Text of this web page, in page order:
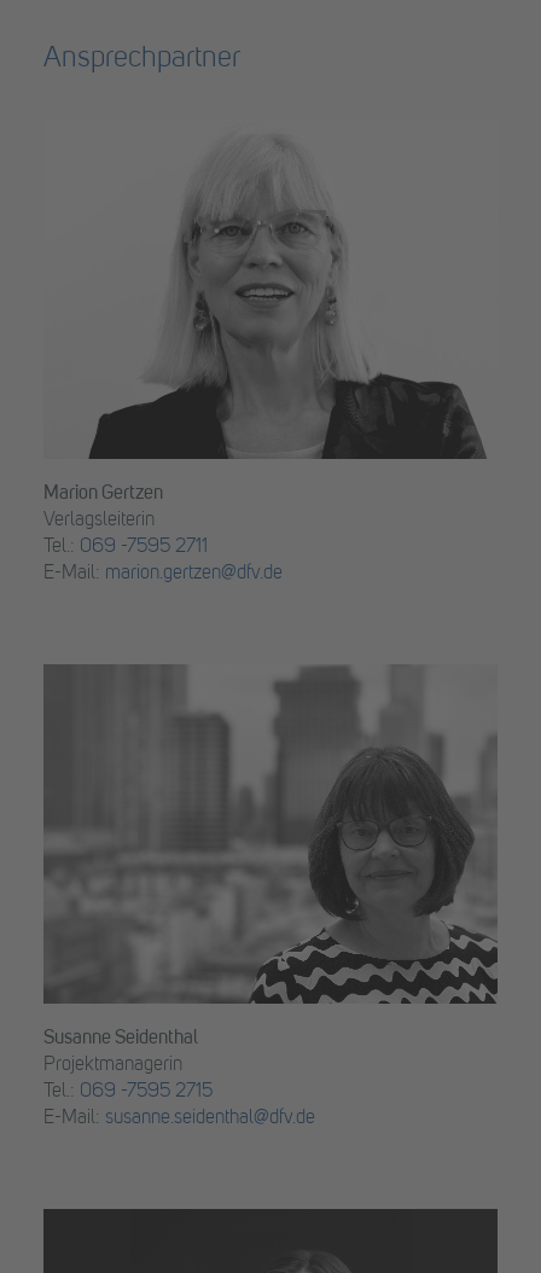
Ansprechpartner
Marion Gertzen
Verlagsleiterin
Tel.: 069 -7595 2711
E-Mail: marion.gertzen@dfv.de
Susanne Seidenthal
Projektmanagerin
Tel.: 069 -7595 2715
E-Mail: susanne.seidenthal@dfv.de